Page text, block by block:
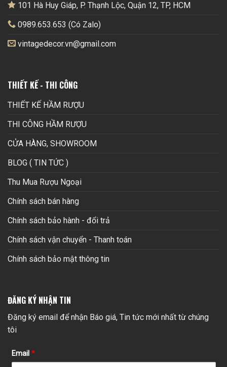
101 Hà Huy Giáp, P. Thạnh Lộc, Quận 12, TP, HCM
0989.653.653 (Có Zalo)
vintagedecor.vn@gmail.com
THIẾT KẾ - THI CÔNG
THIẾT KẾ HẦM RƯỢU
THI CÔNG HẦM RƯỢU
CỬA HÀNG, SHOWROOM
BLOG ( TIN TỨC )
Thu Mua Rượu Ngoại
Chính sách bán hàng
Chính sách bảo hành - đổi trả
Chính sách vận chuyển - Thanh toán
Chính sách bảo mật thông tin
ĐĂNG KÝ NHẬN TIN
Đăng ký email để nhận Báo giá, Tin tức mới nhất từ chúng
tôi
Email *